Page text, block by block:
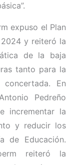
expuso el Plan
y reiteró la
de la baja
tanto para la
En
Pedreño
incrementar la
y reducir los
de Educación.
reiteró la